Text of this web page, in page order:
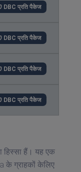
DBC प्रति पैकेज
DBC प्रति पैकेज
DBC प्रति पैकेज
DBC प्रति पैकेज
हिस्सा हैं। यह एक
के ग्राहकों केलिए